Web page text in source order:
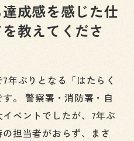
成感を感じた仕
教えてくださ
年ぶりとなる「はたらく
。 警察署・消防署・自
ベントでしたが、7年ぶ
担当者がおらず、まさ